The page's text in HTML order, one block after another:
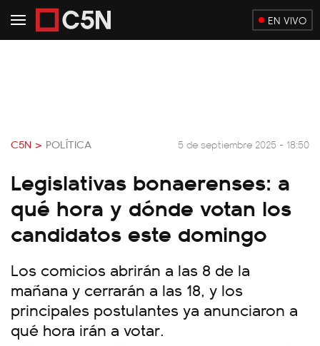
EN VIVO
C5N > POLÍTICA 5 de septiembre 2025 - 18:50
Legislativas bonaerenses: a
qué hora y dónde votan los
candidatos este domingo
Los comicios abrirán a las 8 de la
mañana y cerrarán a las 18, y los
principales postulantes ya anunciaron a
qué hora irán a votar.